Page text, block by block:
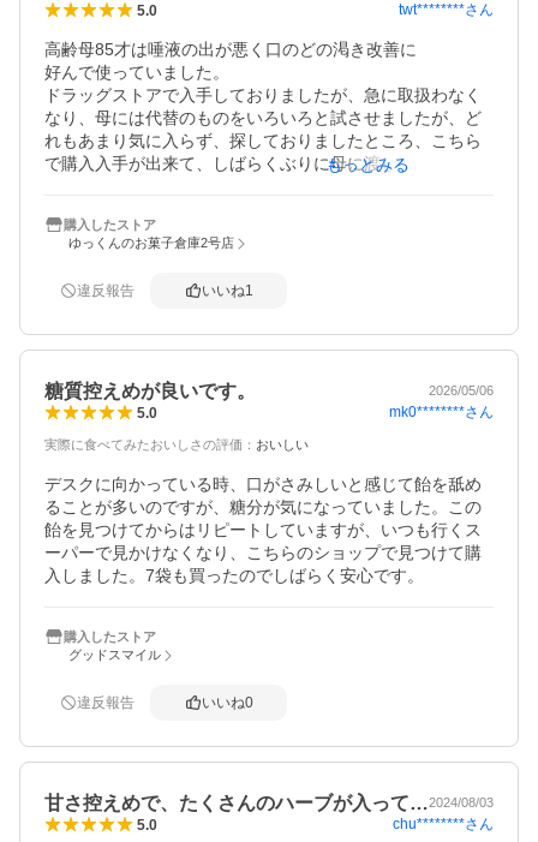
5.0 twt********さん
高齢母85才は唾液の出が悪く口のどの渇き改善に
好んで使っていました。
ドラッグストアで入手しておりましたが、急に取扱わなく
なり、母には代替のものをいろいろと試させましたが、ど
れもあまり気に入らず、探しておりましたところ、こちら
で購入入手が出来て、しばらくぶりに母に渡したところ、
母は、今までに他のもので、これでないとダメなどとは言
わない人でしたので、今回初めて、これ以外はダメと言っ
糖尿病なので、主治医には飴は控えるようにと言われいま
中）
の検査（血液、尿）の結果を見ながらの判断にしておりま
す、今のところ母の場合特に悪くなったたようには無く、
この飴を継続で使かわせたいと思っております。
くなるとまた口腔の不安になるよりは良いかと思うの
で……
気を付けて使わせていきたいと思っております。
もっとみる
購入したストア
ゆっくんのお菓子倉庫2号店
違反報告 いいね1
糖質控えめが良いです。 2026/05/06
5.0 mk0********さん
実際に食べてみたおいしさの評価 ： おいしい
デスクに向かっている時、口がさみしいと感じて飴を舐め
ることが多いのですが、糖分が気になっていました。この
飴を見つけてからはリピートしていますが、いつも行くス
ーパーで見かけなくなり、こちらのショップで見つけて購
入しました。7袋も買ったのでしばらく安心です。
購入したストア
グッドスマイル
違反報告 いいね0
甘さ控えめで、たくさんのハーブが入って…2024/08/03
5.0 chu********さん